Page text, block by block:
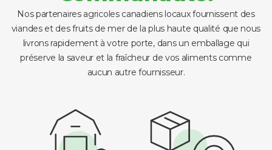
Nos partenaires agricoles canadiens locaux fournissent des
viandes et des fruits de mer de la plus haute qualité que nous
livrons rapidement à votre porte, dans un emballage qui
préserve la saveur et la fraîcheur de vos aliments comme
aucun autre fournisseur.